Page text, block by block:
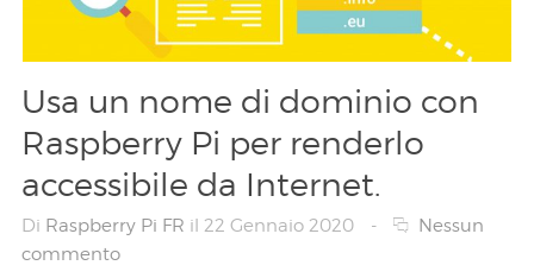
Usa un nome di dominio con
Raspberry Pi per renderlo
accessibile da Internet.
Di Raspberry Pi FR il 22 Gennaio 2020 -
Nessun
commento